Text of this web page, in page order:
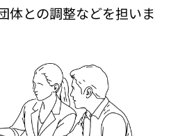
体との調整などを担いま